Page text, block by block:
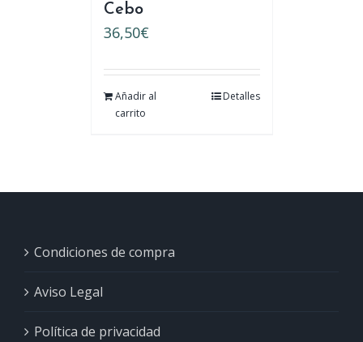
Cebo
36,50€
Añadir al
carrito
Detalles
Condiciones de compra
Aviso Legal
Política de privacidad